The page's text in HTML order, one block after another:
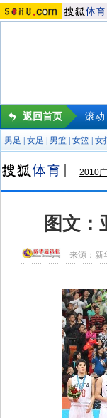
返回首页 滚动
男足 女足 男篮 女篮 女
2010
图文
来源： 新